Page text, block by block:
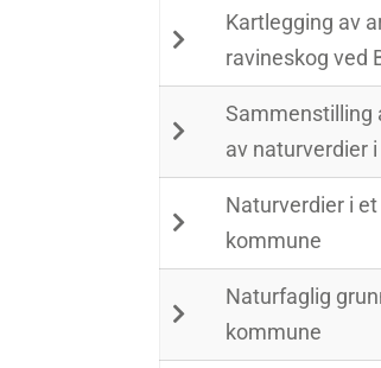
Kartlegging av
ravineskog ved
Sammenstilling
av naturverdier
Naturverdier i
kommune
Naturfaglig
kommune